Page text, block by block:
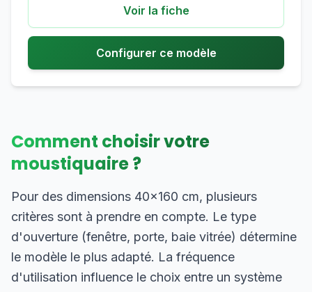
Voir la fiche
Configurer ce modèle
Comment choisir votre
moustiquaire ?
Pour des dimensions 40×160 cm, plusieurs
critères sont à prendre en compte. Le type
d'ouverture (fenêtre, porte, baie vitrée) détermine
le modèle le plus adapté. La fréquence
d'utilisation influence le choix entre un système